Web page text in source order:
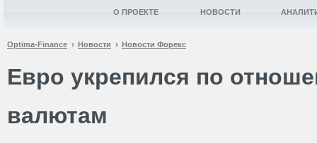
Optima-Finance Новости Новости Форекс
Евро укрепился по
валютам
О ПРОЕКТЕ НОВОСТИ